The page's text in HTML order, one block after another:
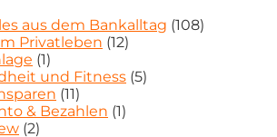
aus dem Bankalltag (108)
Privatleben (12)
(1)
und Fitness (5)
(11)
& Bezahlen (1)
(2)